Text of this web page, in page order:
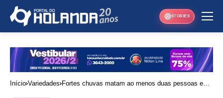
STORIES
Início Variedades Fortes chuvas matam ao menos duas pessoas e